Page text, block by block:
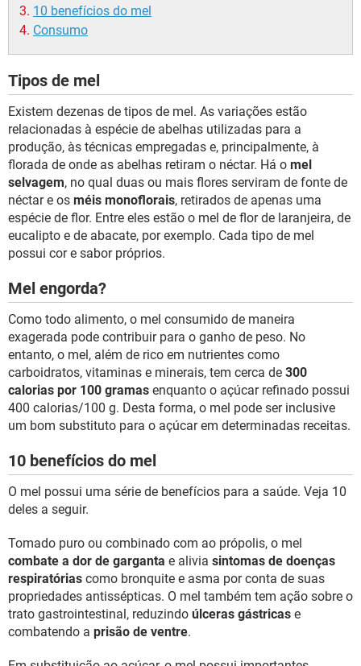
10 benefícios do mel
Consumo
Tipos de mel
Existem dezenas de tipos de mel. As variações estão
relacionadas à espécie de abelhas utilizadas para a
produção, às técnicas empregadas e, principalmente, à
florada de onde as abelhas retiram o néctar. Há o mel
selvagem, no qual duas ou mais flores serviram de fonte de
néctar e os méis monoflorais, retirados de apenas uma
espécie de flor. Entre eles estão o mel de flor de laranjeira, de
eucalipto e de abacate, por exemplo. Cada tipo de mel
possui cor e sabor próprios.
Mel engorda?
Como todo alimento, o mel consumido de maneira
exagerada pode contribuir para o ganho de peso. No
entanto, o mel, além de rico em nutrientes como
carboidratos, vitaminas e minerais, tem cerca de 300
calorias por 100 gramas enquanto o açúcar refinado possui
400 calorias/100 g. Desta forma, o mel pode ser inclusive
um bom substituto para o açúcar em determinadas receitas.
10 benefícios do mel
O mel possui uma série de benefícios para a saúde. Veja 10
deles a seguir.
Tomado puro ou combinado com ao própolis, o mel
combate a dor de garganta e alivia sintomas de doenças
respiratórias como bronquite e asma por conta de suas
propriedades antissépticas. O mel também tem ação sobre o
trato gastrointestinal, reduzindo úlceras gástricas e
combatendo a prisão de ventre.